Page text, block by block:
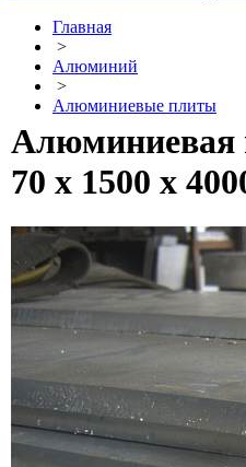
Главная
>
Алюминий
>
Алюминиевые плиты
Алюминиевая
70 х 1500 х